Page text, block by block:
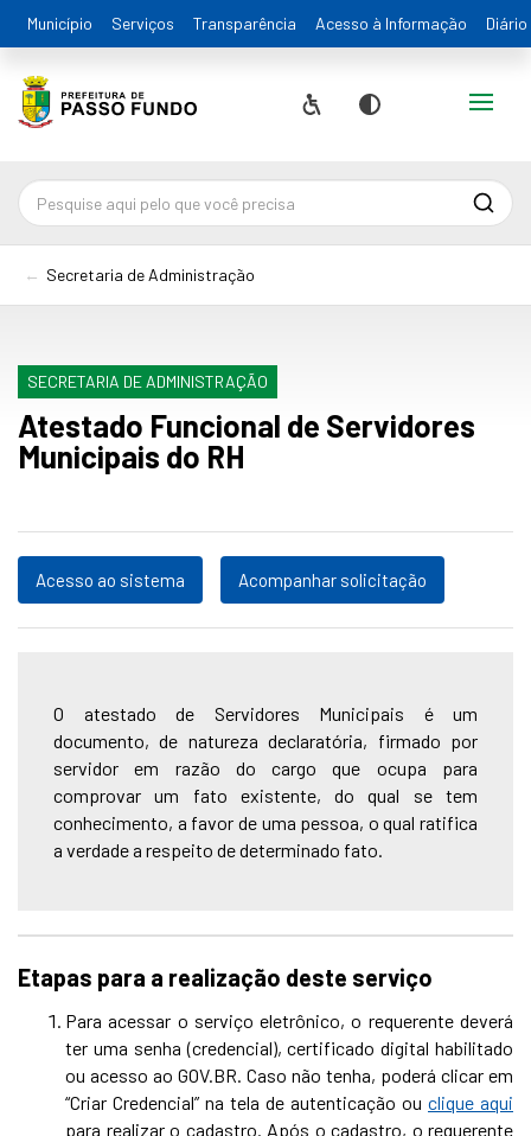
Município Serviços Transparência Acesso à Informação
Acessibilidade
Contraste
Alternar
Secretaria de Administração
SECRETARIA DE ADMINISTRAÇÃO
Atestado Funcional de Servidores
Municipais do RH
Acesso ao sistema Acompanhar solicitação
O atestado de Servidores Municipais é um
documento, de natureza declaratória, firmado por
servidor em razão do cargo que ocupa para
comprovar um fato existente, do qual se tem
conhecimento, a favor de uma pessoa, o qual ratifica
a verdade a respeito de determinado fato.
Etapas para a realização deste serviço
Para acessar o serviço eletrônico, o requerente deverá
ter uma senha (credencial), certificado digital habilitado
ou acesso ao GOV.BR. Caso não tenha, poderá clicar em
“Criar Credencial” na tela de autenticação ou clique aqui
para realizar o cadastro. Após o cadastro, o requerente